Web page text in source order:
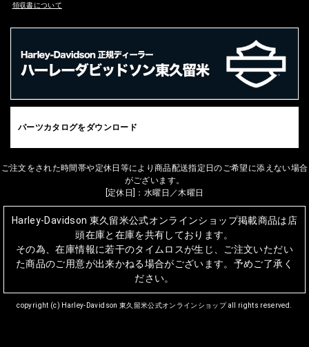
領収書について
パーツカタログをダウンロード
ご注文をされた時間帯や定休日等により商品配送指定日のご希望に添えない場合
がございます。
[定休日]：水曜日／木曜日
Harley-Davidson 東久留米公式オンラインショップ掲載商品は店
頭在庫と在庫を共有しております。
その為、在庫情報に若干のタイムロスが生じ、ご注文いただい
た商品のご用意が出来かねる場合がございます。予めご了承く
ださい。
copyright (c) Harley-Davidson 東久留米公式オンラインショップ all rights reserved.